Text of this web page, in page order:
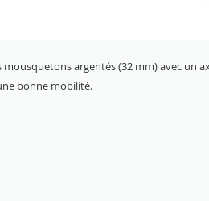
mousquetons argentés (32 mm) avec un
bonne mobilité.